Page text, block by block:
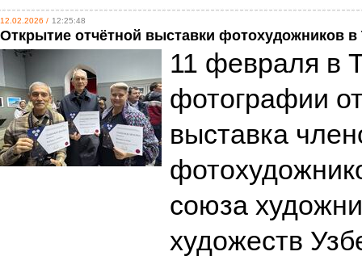
12.02.2026 / 12:25:48
Открытие отчётной выставки фотохудожников в
11 февраля в
фотографии
выставка
союза
художеств